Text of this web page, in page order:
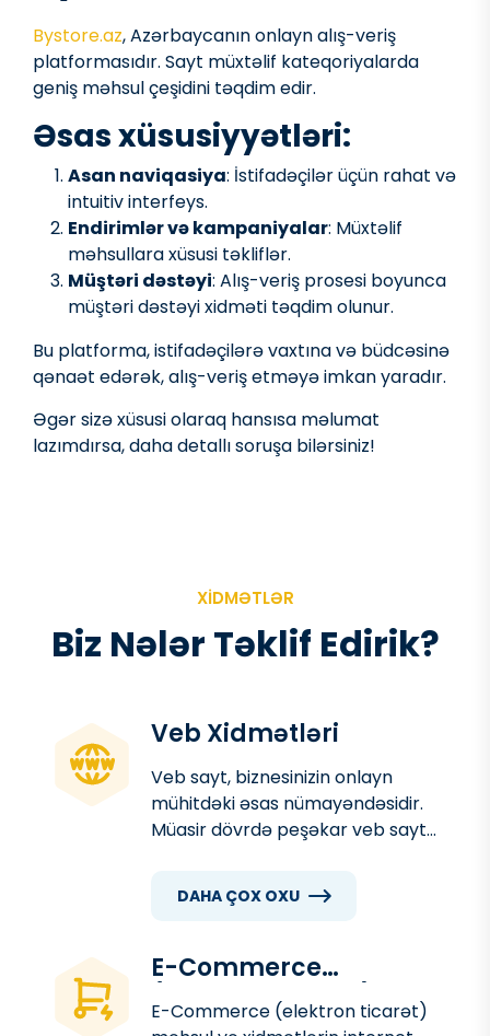
Bystore.az, Azərbaycanın onlayn alış-veriş
platformasıdır. Sayt müxtəlif kateqoriyalarda
geniş məhsul çeşidini təqdim edir.
Əsas xüsusiyyətləri:
Asan naviqasiya: İstifadəçilər üçün rahat və
intuitiv interfeys.
Endirimlər və kampaniyalar: Müxtəlif
məhsullara xüsusi təkliflər.
Müştəri dəstəyi: Alış-veriş prosesi boyunca
müştəri dəstəyi xidməti təqdim olunur.
Bu platforma, istifadəçilərə vaxtına və büdcəsinə
qənaət edərək, alış-veriş etməyə imkan yaradır.
Əgər sizə xüsusi olaraq hansısa məlumat
lazımdırsa, daha detallı soruşa bilərsiniz!
XIDMƏTLƏR
Biz Nələr Təklif Edirik?
Veb Xidmətləri
Veb sayt, biznesinizin onlayn
mühitdəki əsas nümayəndəsidir.
Müasir dövrdə peşəkar veb sayt
tanıtmaq, satışları artırmaq və
üçün vacib bir vasitədir
DAHA ÇOX OXU
E-Commerce
(Elektron Ticarət)
E-Commerce (elektron ticarət)